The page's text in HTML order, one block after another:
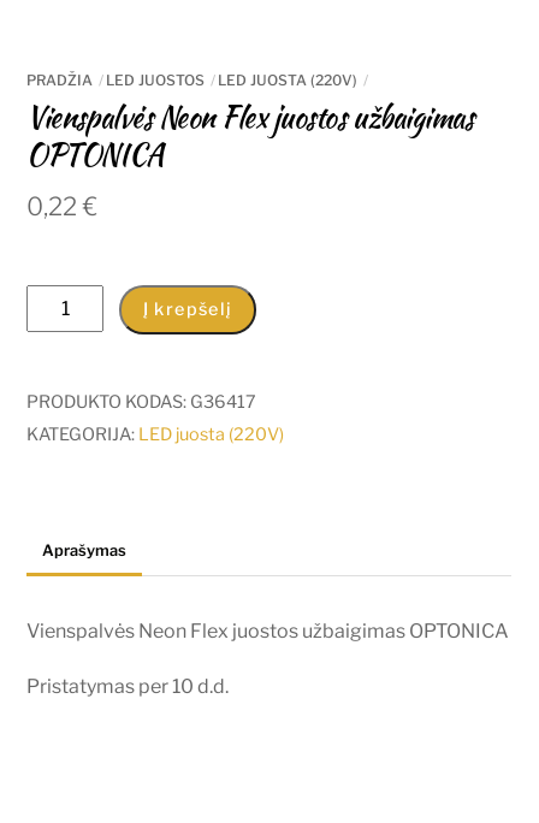
PRADŽIA LED JUOSTOS LED JUOSTA (220V)
Vienspalvės Neon Flex juostos užbaigimas
OPTONICA
0,22€
produkto
kiekis:
Neon
Flex
Į krepšelį
PRODUKTO KODAS: G36417
KATEGORIJA: LED juosta (220V)
Aprašymas
Vienspalvės Neon Flex juostos užbaigimas OPTONICA
Pristatymas per 10 d.d.